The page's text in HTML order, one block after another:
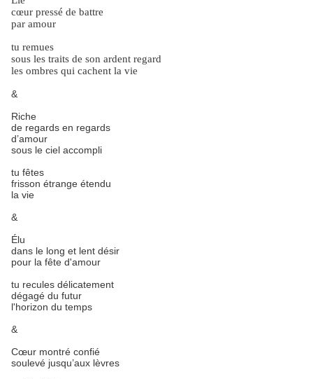
cœur pressé de battre
par amour
tu remues
sous les traits de son ardent regard
les ombres qui cachent la vie
&
Riche
de regards en regards
d’amour
sous le ciel accompli
tu fêtes
frisson étrange étendu
la vie
&
Élu
dans le long et lent désir
pour la fête d'amour
tu recules délicatement
dégagé du futur
l'horizon du temps
&
Cœur montré confié
soulevé jusqu’aux lèvres